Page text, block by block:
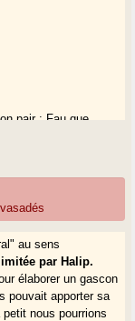
pair : Fau que
au son pair : Que
lo vòste ben e
pair, com voleràs.
ua tireta, que
au sens
par Halip.
élaborer un gascon
pouvait apporter sa
nous pourrions